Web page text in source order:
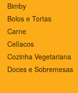
Bimby
Bolos e Tortas
Carne
Celíacos
Cozinha Vegetariana
Doces e Sobremesas